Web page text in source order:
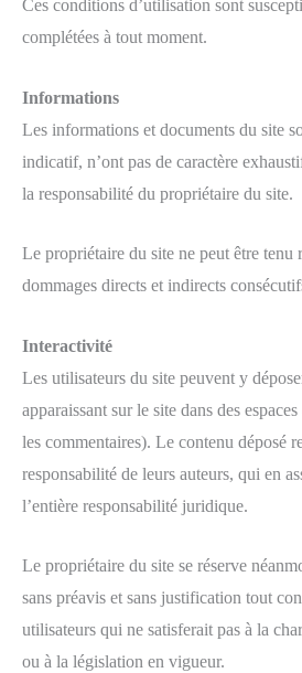
Ces conditions d’utilisation sont
complétées à tout moment.
Informations
Les informations et documents du site
indicatif, n’ont pas de caractère
la responsabilité du propriétaire du site.
Le propriétaire du site ne peut être tenu
dommages directs et indirects
Interactivité
Les utilisateurs du site peuvent y
apparaissant sur le site dans des
les commentaires). Le contenu déposé
responsabilité de leurs auteurs, qui en
l’entière responsabilité juridique.
Le propriétaire du site se réserve
sans préavis et sans justification tout
utilisateurs qui ne satisferait pas à la
ou à la législation en vigueur.